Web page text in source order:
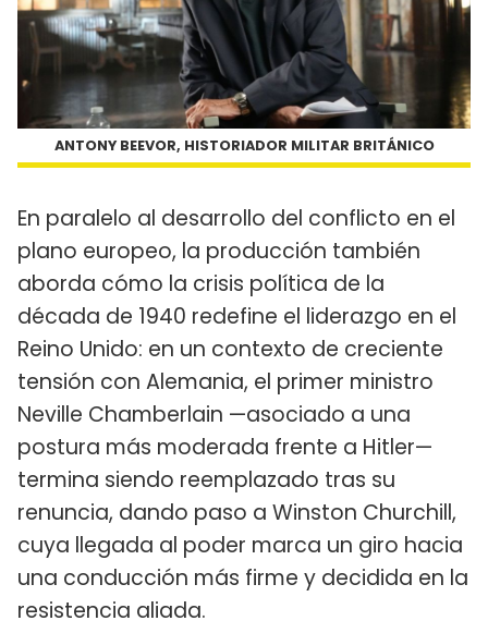
ANTONY BEEVOR, HISTORIADOR MILITAR BRITÁNICO
En paralelo al desarrollo del conflicto en el
plano europeo, la producción también
aborda cómo la crisis política de la
década de 1940 redefine el liderazgo en el
Reino Unido: en un contexto de creciente
tensión con Alemania, el primer ministro
Neville Chamberlain —asociado a una
postura más moderada frente a Hitler—
termina siendo reemplazado tras su
renuncia, dando paso a Winston Churchill,
cuya llegada al poder marca un giro hacia
una conducción más firme y decidida en la
resistencia aliada.